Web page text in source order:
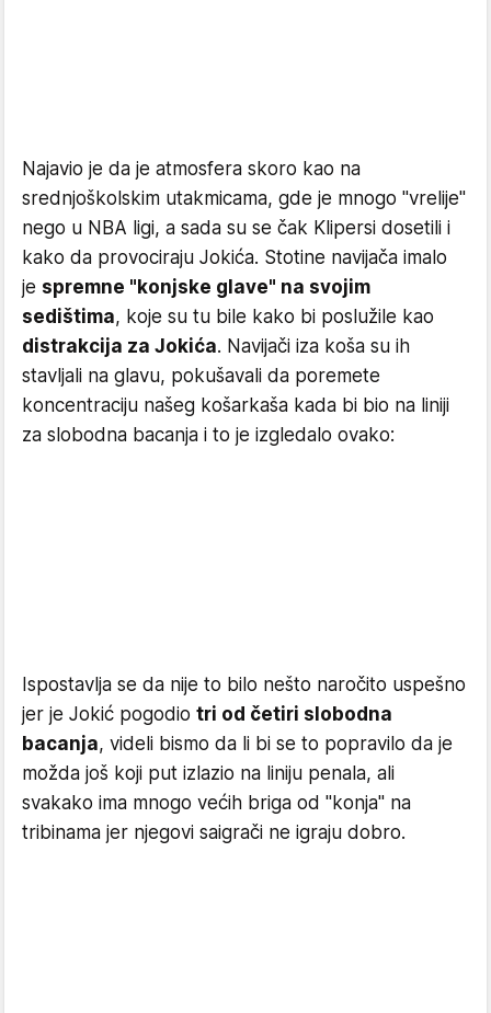
Najavio je da je atmosfera skoro kao na
srednjoškolskim utakmicama, gde je mnogo "vrelije"
nego u NBA ligi, a sada su se čak Klipersi dosetili i
kako da provociraju Jokića. Stotine navijača imalo
je spremne "konjske glave" na svojim
sedištima, koje su tu bile kako bi poslužile kao
distrakcija za Jokića. Navijači iza koša su ih
stavljali na glavu, pokušavali da poremete
koncentraciju našeg košarkaša kada bi bio na liniji
za slobodna bacanja i to je izgledalo ovako:
Ispostavlja se da nije to bilo nešto naročito uspešno
jer je Jokić pogodio tri od četiri slobodna
bacanja, videli bismo da li bi se to popravilo da je
možda još koji put izlazio na liniju penala, ali
svakako ima mnogo većih briga od "konja" na
tribinama jer njegovi saigrači ne igraju dobro.